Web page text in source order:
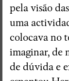
pela visão
uma
colocava no
imaginar, de
de dúvida e